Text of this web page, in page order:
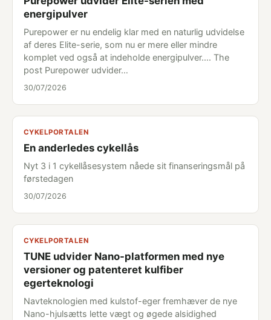
energipulver
Purepower er nu endelig klar med en naturlig udvidelse
af deres Elite-serie, som nu er mere eller mindre
komplet ved også at indeholde energipulver.... The
post Purepower udvider…
30/07/2026
CYKELPORTALEN
En anderledes cykellås
Nyt 3 i 1 cykellåsesystem nåede sit finanseringsmål på
førstedagen
30/07/2026
CYKELPORTALEN
TUNE udvider Nano-platformen med nye
versioner og patenteret kulfiber
egerteknologi
Navteknologien med kulstof-eger fremhæver de nye
Nano-hjulsætts lette vægt og øgede alsidighed